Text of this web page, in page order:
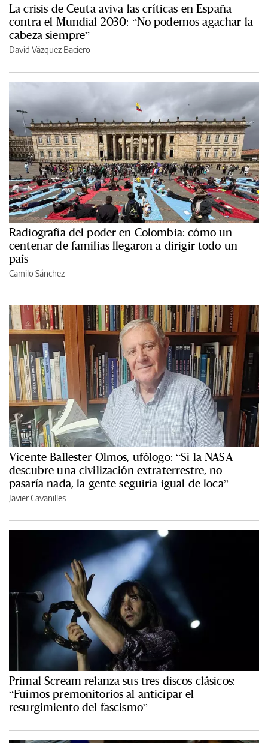
La crisis de Ceuta aviva las críticas en España
contra el Mundial 2030: “No podemos agachar la
cabeza siempre”
David Vázquez Baciero
Radiografía del poder en Colombia: cómo un
centenar de familias llegaron a dirigir todo un
país
Camilo Sánchez
Vicente Ballester Olmos, ufólogo: “Si la NASA
descubre una civilización extraterrestre, no
pasaría nada, la gente seguiría igual de loca”
Javier Cavanilles
Primal Scream relanza sus tres discos clásicos:
“Fuimos premonitorios al anticipar el
resurgimiento del fascismo”